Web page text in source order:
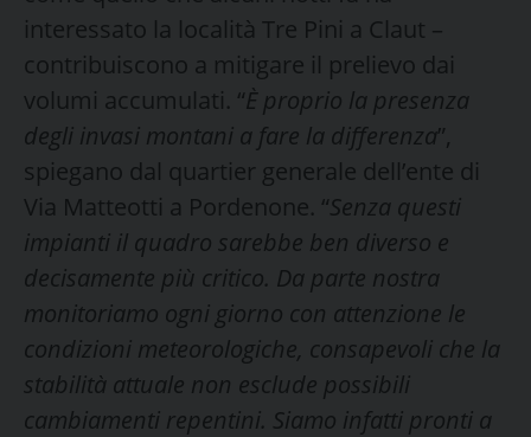
interessato la località Tre Pini a Claut –
contribuiscono a mitigare il prelievo dai
volumi accumulati. “È proprio la presenza
degli invasi montani a fare la differenza”,
spiegano dal quartier generale dell’ente di
Via Matteotti a Pordenone. “Senza questi
impianti il quadro sarebbe ben diverso e
decisamente più critico. Da parte nostra
monitoriamo ogni giorno con attenzione le
condizioni meteorologiche, consapevoli che la
stabilità attuale non esclude possibili
cambiamenti repentini. Siamo infatti pronti a